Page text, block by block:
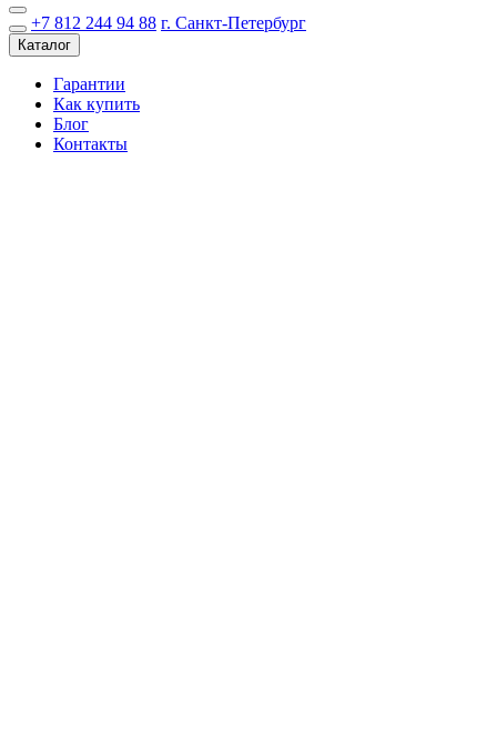
+7 812 244 94 88 г. Санкт-Петербург
Каталог
Гарантии
Как купить
Блог
Контакты